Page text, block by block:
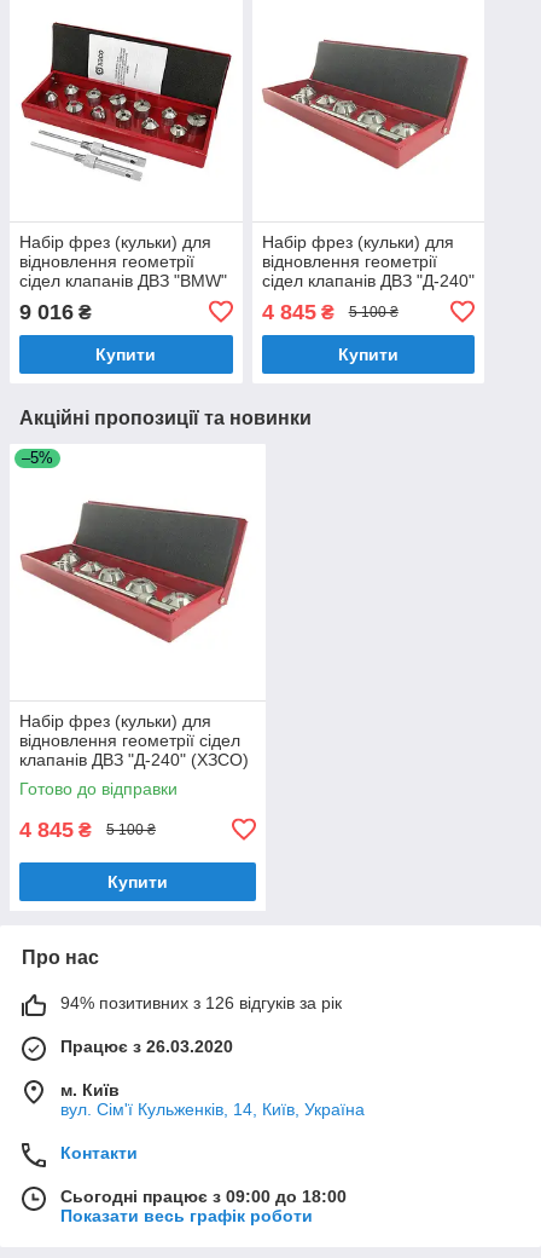
Набір фрез (кульки) для
відновлення геометрії
сідел клапанів ДВЗ "BMW"
9 016 ₴
Купити
Набір фрез (кульки) для
відновлення геометрії
сідел клапанів ДВЗ "Д-240"
4 845₴ 5 100 ₴
Купити
Акційні пропозиції та новинки
–5%
Набір фрез (кульки) для
відновлення геометрії сідел
клапанів ДВЗ "Д-240" (ХЗСО)
SVCK240D
Готово до відправки
4 845 ₴ 5 100 ₴
Купити
Про нас
94% позитивних з 126 відгуків за рік
Працює з 26.03.2020
м. Київ
вул. Сім'ї Кульженків, 14, Київ, Україна
Контакти
Сьогодні працює з 09:00 до 18:00
Показати весь графік роботи